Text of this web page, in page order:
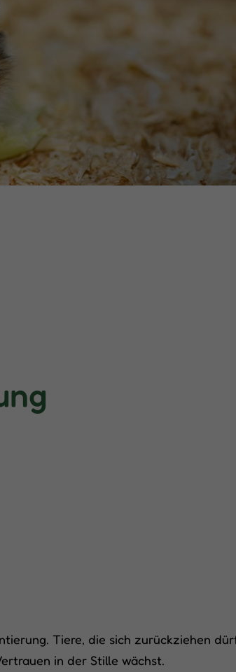
Tiere, die sich zurückziehen
in der Stille wächst.